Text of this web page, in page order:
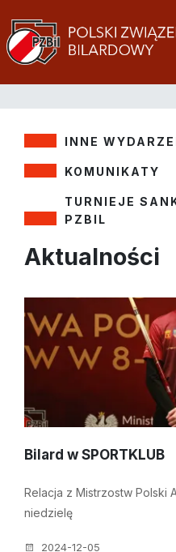
INNE
KOMUNIKATY
TURNIEJE
PZBIL
Aktualności
Bilard w SPORTKLUB
Relacja z Mistrzostw Polski
niedzielę
2024-12-05